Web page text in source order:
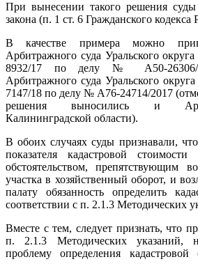
При вынесении такого решения
закона (п. 1 ст. 6 Гражданского кодекса
В качестве примера можно
Арбитражного суда Уральского
8932/17 по делу № А50-26306/
Арбитражного суда Уральского
7147/18 по делу № А76-24714/2017
решения выносились и
Калининградской области).
В обоих случаях суды признавали, что
показателя кадастровой
обстоятельством, препятствующим
участка в хозяйственный оборот, и
палату обязанность определить
соответствии с п. 2.1.3 Методических
Вместе с тем, следует признать, что
п. 2.1.3 Методических указаний,
проблему определения кадастровой